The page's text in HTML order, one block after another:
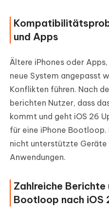
und Apps
Ältere iPhones oder
neue System angepasst
Konflikten führen. Nach
berichten Nutzer, dass
kommt und geht iOS 26
für eine iPhone
nicht unterstützte
Anwendungen.
Zahlreiche Berichte
Bootloop nach iOS